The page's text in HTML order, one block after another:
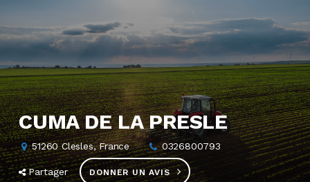
CUMA DE LA PRESLE
51260 Clesles, France 0326800793
Partager DONNER UN AVIS